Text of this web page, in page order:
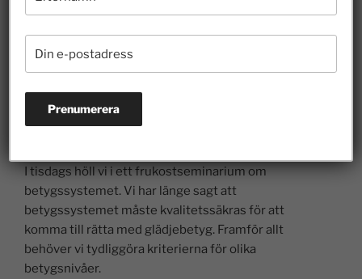
kommenterade betygen på ett seminarium hos Friskolornas
riksdagens utbildningsutskott, Patric Reslow (SD),
I tisdags höll vi i ett frukostseminarium om
betygssystemet. Vi har länge sagt att
betygssystemet måste kvalitetssäkras för att
komma till rätta med glädjebetyg. Framför allt
behöver vi tydliggöra kriterierna för olika
betygsnivåer.